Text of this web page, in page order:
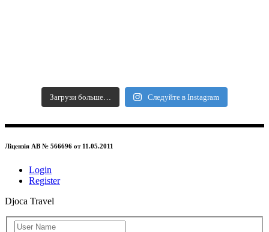
Загрузи больше… Следуйте в Instagram
Ліцензія АВ № 566696 от 11.05.2011
Login
Register
Djoca Travel